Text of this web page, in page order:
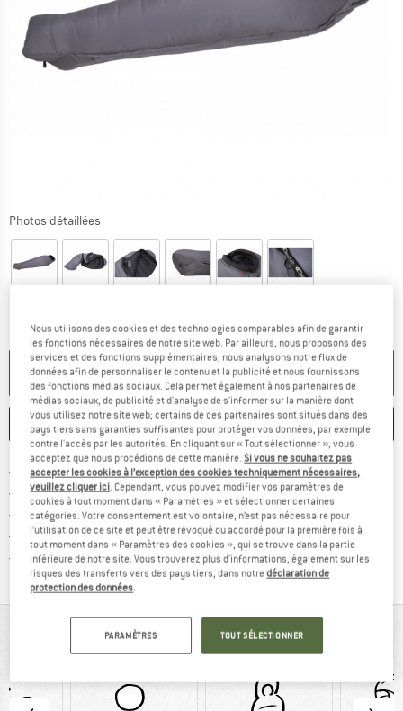
Photos détaillées
PLUS DISPONIBLE
ENREGISTRER COMPARER
Livraison gratuite dès 69 € (FR)Trouve les infos sur la
Droit de retour de 100 joursTrouve les informations de
> 4 000 000 clients satisfaits
Tous les articles disponibles
Protection des acheteurs de Trusted ShopsTrouve toutes les
VUE D'ENSEMBLE
Nous utilisons des cookies et des technologies comparables afin de garantir
les fonctions nécessaires de notre site web. Par ailleurs, nous proposons des
services et des fonctions supplémentaires, nous analysons notre flux de
données afin de personnaliser le contenu et la publicité et nous fournissons
des fonctions médias sociaux. Cela permet également à nos partenaires de
médias sociaux, de publicité et d'analyse de s'informer sur la manière dont
vous utilisez notre site web; certains de ces partenaires sont situés dans des
pays tiers sans garanties suffisantes pour protéger vos données, par exemple
contre l'accès par les autorités. En cliquant sur « Tout sélectionner », vous
acceptez que nous procédions de cette manière.Si vous ne souhaitez pas
accepter les cookies à l’exception des cookies techniquement nécessaires,
veuillez cliquer ici. Cependant, vous pouvez modifier vos paramètres de
cookies à tout moment dans « Paramètres » et sélectionner certaines
catégories. Votre consentement est volontaire, n’est pas nécessaire pour
l’utilisation de ce site et peut être révoqué ou accordé pour la première fois à
tout moment dans « Paramètres des cookies », qui se trouve dans la partie
inférieure de notre site. Vous trouverez plus d'informations, également sur les
risques des transferts vers des pays tiers, dans notredéclaration de
protection des données.
PARAMÈTRES TOUT SÉLECTIONNER